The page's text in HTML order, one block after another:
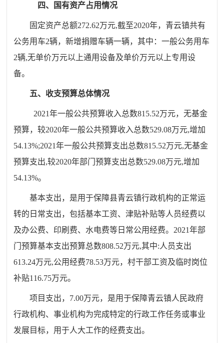
四、国有资产占用情况
固定资产总额272.62万元,截至2020年，青云镇共有
公务用车2辆，新增捐赠车辆一辆，其中：一般公务用车
2辆,无单价万元以上通用设备及单价万元以上专用设
备。
五、收支预算总体情况
2021年一般公共预算收入总数815.52万元，无基金
预算，较2020年一般公共预算收入总数529.08万元,增加
54.13%;2021年一般公共预算支出总数815.52万元,无基金
预算支出,较2020年部门预算支出总数529.08万元,增加
54.13%。
基本支出，是用于保障县青云镇行政机构的正常运
转的日常支出，包括基本工资、津贴补贴等人员经费以
及办公费、印刷费、水电费等日常公用经费。 2021年部
门预算基本支出预算总数808.52万元,其中:人员支出
613.24万元,公用经费78.53万元，村干部工资及临时岗位
补贴116.75万元。
项目支出， 7.00万元，是用于保障青云镇人民政府
行政机构、事业机构为完成特定的行政工作任务或事业
发展目标，用于人大工作的经费支出。